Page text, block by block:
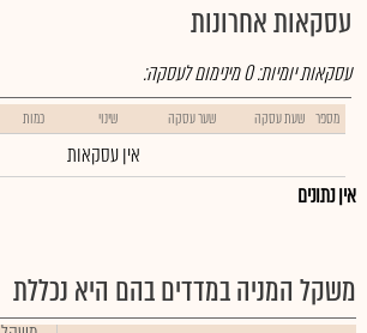
עסקאות אחרונות
עסקאות יומיות:0מינימום לעסקה:
מספר שעת עסקה שער עסקה שינוי כמות
אין עסקאות
אין נתונים
משקל המניה במדדים בהם היא נכללת